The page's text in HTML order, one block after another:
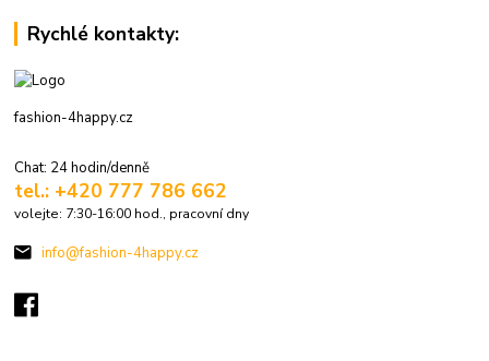
Rychlé kontakty:
fashion-4happy.cz
Chat: 24 hodin/denně
tel.: +420 777 786 662
volejte: 7:30-16:00 hod., pracovní dny
info@fashion-4happy.cz